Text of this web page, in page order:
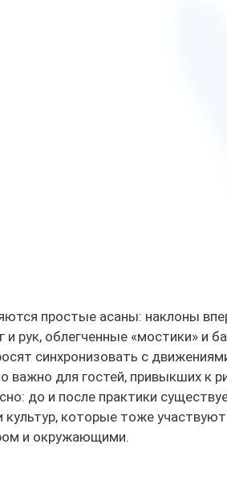
простые асаны: наклоны
и рук, облегченные «мостики» и
синхронизовать с
важно для гостей, привыкших к
до и после практики
которые тоже
и окружающими.